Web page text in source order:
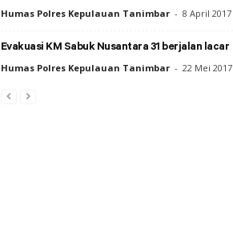
Humas Polres Kepulauan Tanimbar - 8 April 2017
Evakuasi KM Sabuk Nusantara 31 berjalan lacar
Humas Polres Kepulauan Tanimbar - 22 Mei 2017